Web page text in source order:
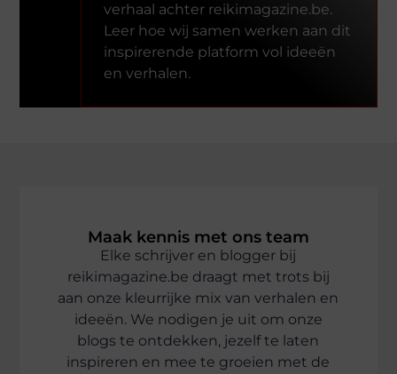
verhaal achter reikimagazine.be.
Leer hoe wij samen werken aan dit
inspirerende platform vol ideeën
en verhalen.
Maak kennis met ons team
Elke schrijver en blogger bij
reikimagazine.be draagt met trots bij
aan onze kleurrijke mix van verhalen en
ideeën. We nodigen je uit om onze
blogs te ontdekken, jezelf te laten
inspireren en mee te groeien met de